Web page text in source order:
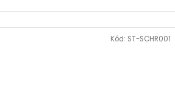
Kód: ST-SCHR001